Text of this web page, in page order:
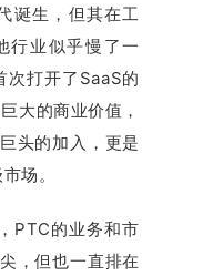
诞生，但其在工
行业似乎慢了一
打开了SaaS的
大的商业价值，
头的加入，更是
场。
PTC的业务和市
，但也一直排在